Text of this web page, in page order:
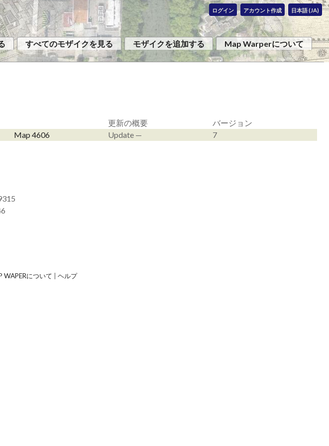
ログイン アカウント作成 日本語 (JA)
すべてのモザイクを見る モザイクを追加する
Map Warperについて
更新の概要
バージョン
Map 4606 Update — 7
WAPERについて | ヘルプ